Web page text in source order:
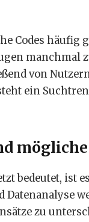
Codes häufig
manchmal
von
ein
bedeutet,
zu